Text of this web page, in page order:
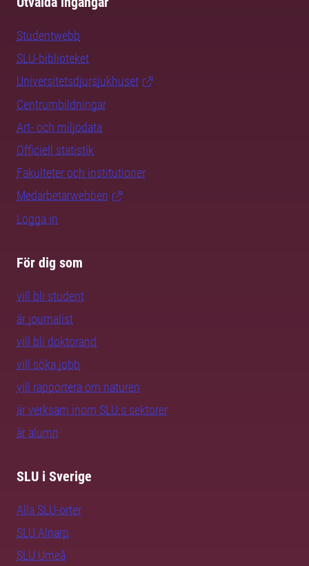
Studentwebb
SLU-biblioteket
Universitetsdjursjukhuset
Centrumbildningar
Art- och miljödata
Officiell statistik
Fakulteter och institutioner
Medarbetarwebben
Logga in
För dig som
vill bli student
är journalist
vill bli doktorand
vill söka jobb
vill rapportera om naturen
är verksam inom SLU:s sektorer
är alumn
SLU i Sverige
Alla SLU-orter
SLU Alnarp
SLU Umeå